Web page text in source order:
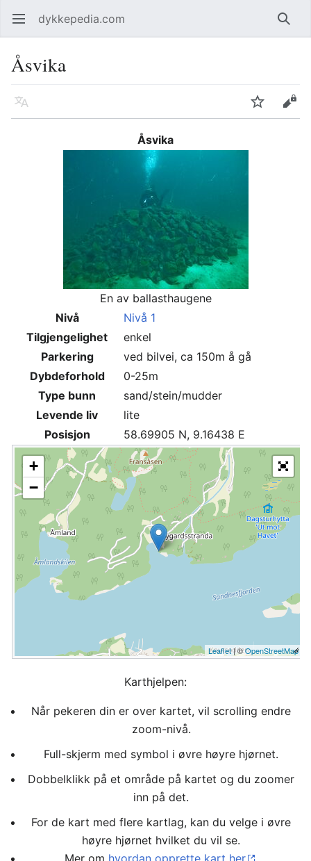
Åpne hovedmenyen dykkepedia.com Søk
Åsvika
Språk Overvåk Rediger
Åsvika
En av ballasthaugene
Nivå
Nivå 1
Tilgjengelighet
enkel
Parkering
ved bilvei, ca 150m å gå
Dybdeforhold
0-25m
Type bunn
sand/stein/mudder
Levende liv
lite
Posisjon
58.69905 N, 9.16438 E
+
−
Leaflet| ©OpenStreetMap
Karthjelpen:
Når pekeren din er over kartet, vil scrolling endre
zoom-nivå.
Full-skjerm med symbol i øvre høyre hjørnet.
Dobbelklikk på et område på kartet og du zoomer
inn på det.
For de kart med flere kartlag, kan du velge i øvre
høyre hjørnet hvilket du vil se.
Mer om hvordan opprette kart her .